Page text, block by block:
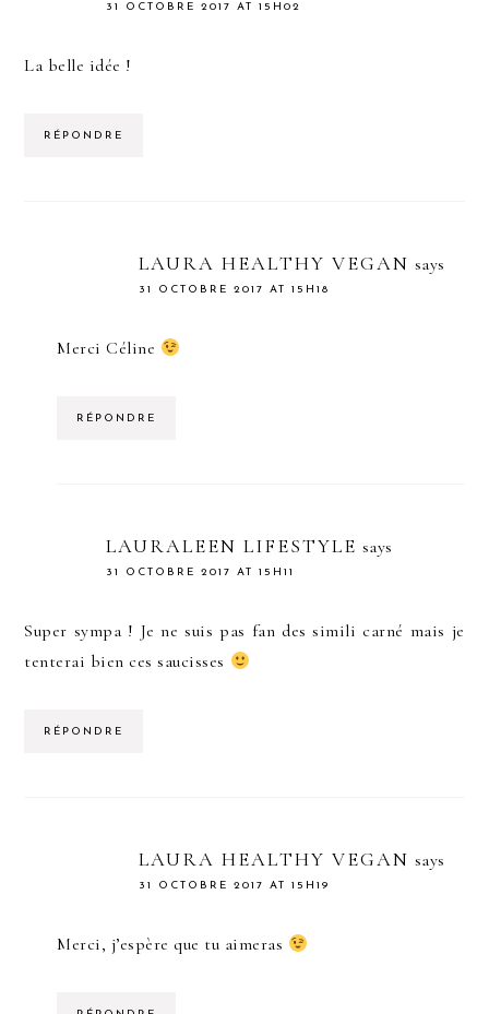
31 OCTOBRE 2017 AT 15H02
La belle idée !
RÉPONDRE
LAURA HEALTHY VEGAN says
31 OCTOBRE 2017 AT 15H18
Merci Céline
RÉPONDRE
LAURALEEN LIFESTYLE says
31 OCTOBRE 2017 AT 15H11
Super sympa ! Je ne suis pas fan des simili carné mais je
tenterai bien ces saucisses
RÉPONDRE
LAURA HEALTHY VEGAN says
31 OCTOBRE 2017 AT 15H19
Merci, j’espère que tu aimeras